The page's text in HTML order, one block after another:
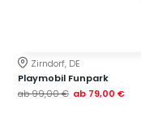
Zirndorf, DE
Playmobil Funpark
ab99,00 € ab 79,00 €